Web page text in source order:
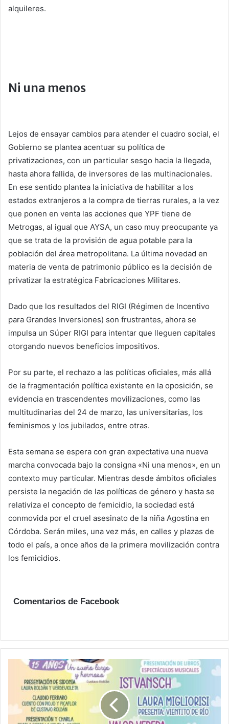
alquileres.
Ni una menos
Lejos de ensayar cambios para atender el cuadro social, el
Gobierno se plantea acentuar su política de
privatizaciones, con un particular sesgo hacia la llegada,
hasta ahora fallida, de inversores de las multinacionales.
En ese sentido plantea la iniciativa de habilitar a los
estados extranjeros a la compra de tierras rurales, a la vez
que ponen en venta las acciones que YPF tiene de
Metrogas, al igual que AYSA, un caso muy preocupante ya
que se trata de la provisión de agua potable para la
población del área metropolitana. La última novedad en
materia de venta de patrimonio público es la decisión de
privatizar la estratégica Fabricaciones Militares.
Dado que los resultados del RIGI (Régimen de Incentivo
para Grandes Inversiones) son frustrantes, ahora se
impulsa un Súper RIGI para intentar que lleguen capitales
otorgando nuevos beneficios impositivos.
Por su parte, el rechazo a las políticas oficiales, más allá
de la fragmentación política existente en la oposición, se
evidencia en trascendentes movilizaciones, como las
multitudinarias del 24 de marzo, las universitarias, los
feminismos y los jubilados, entre otras.
Esta semana se espera con gran expectativa una nueva
marcha convocada bajo la consigna «Ni una menos», en un
contexto muy particular. Mientras desde ámbitos oficiales
persiste la negación de las políticas de género y hasta se
relativiza el concepto de femicidio, la sociedad está
conmovida por el cruel asesinato de la niña Agostina en
Córdoba. Serán miles, una vez más, en calles y plazas de
todo el país, a once años de la primera movilización contra
los femicidios.
Comentarios de Facebook